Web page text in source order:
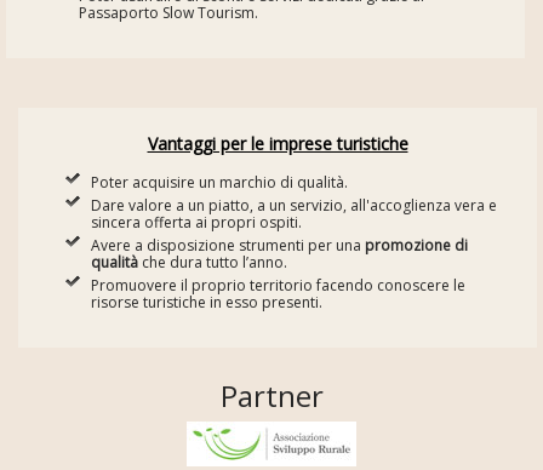
Passaporto Slow Tourism.
Vantaggi per le imprese turistiche
Poter acquisire un marchio di qualità.
Dare valore a un piatto, a un servizio, all'accoglienza vera e
sincera offerta ai propri ospiti.
Avere a disposizione strumenti per una promozione di
qualità che dura tutto l’anno.
Promuovere il proprio territorio facendo conoscere le
risorse turistiche in esso presenti.
Partner